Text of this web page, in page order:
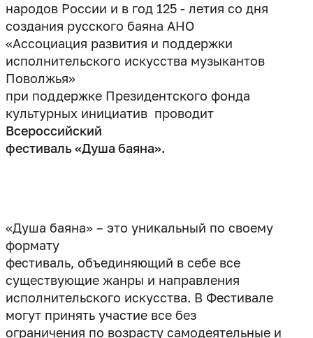
народов России и в год 125 - летия со дня
создания русского баяна АНО
«Ассоциация развития и поддержки
исполнительского искусства музыкантов
Поволжья»
при поддержке Президентского фонда
культурных инициатив проводит
Всероссийский
фестиваль «Душа баяна».
«Душа баяна» – это уникальный по своему
формату
фестиваль, объединяющий в себе все
существующие жанры и направления
исполнительского искусства. В Фестивале
могут принять участие все без
ограничения по возрасту самодеятельные и